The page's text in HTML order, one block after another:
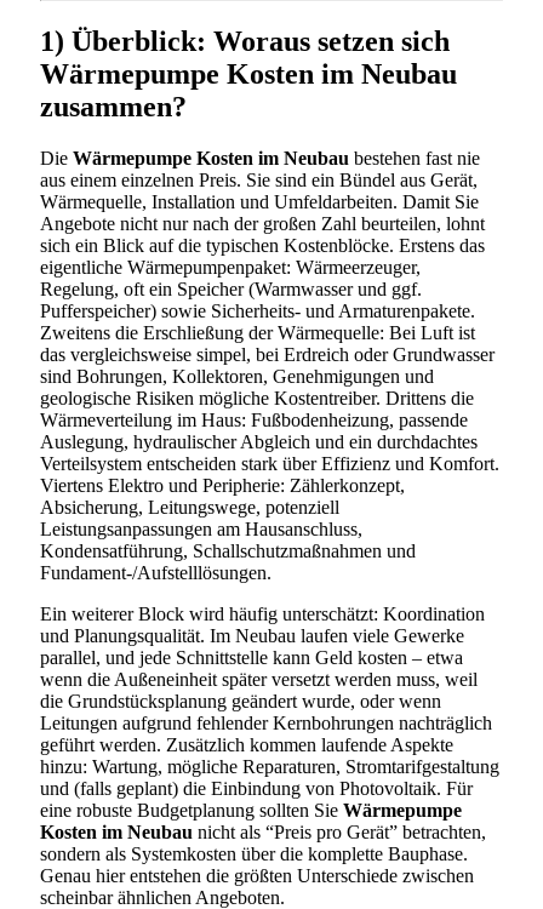
1) Überblick: Woraus setzen sich
Wärmepumpe Kosten im Neubau
zusammen?
Die Wärmepumpe Kosten im Neubau bestehen fast nie
aus einem einzelnen Preis. Sie sind ein Bündel aus Gerät,
Wärmequelle, Installation und Umfeldarbeiten. Damit Sie
Angebote nicht nur nach der großen Zahl beurteilen, lohnt
sich ein Blick auf die typischen Kostenblöcke. Erstens das
eigentliche Wärmepumpenpaket: Wärmeerzeuger,
Regelung, oft ein Speicher (Warmwasser und ggf.
Pufferspeicher) sowie Sicherheits- und Armaturenpakete.
Zweitens die Erschließung der Wärmequelle: Bei Luft ist
das vergleichsweise simpel, bei Erdreich oder Grundwasser
sind Bohrungen, Kollektoren, Genehmigungen und
geologische Risiken mögliche Kostentreiber. Drittens die
Wärmeverteilung im Haus: Fußbodenheizung, passende
Auslegung, hydraulischer Abgleich und ein durchdachtes
Verteilsystem entscheiden stark über Effizienz und Komfort.
Viertens Elektro und Peripherie: Zählerkonzept,
Absicherung, Leitungswege, potenziell
Leistungsanpassungen am Hausanschluss,
Kondensatführung, Schallschutzmaßnahmen und
Fundament-/Aufstelllösungen.
Ein weiterer Block wird häufig unterschätzt: Koordination
und Planungsqualität. Im Neubau laufen viele Gewerke
parallel, und jede Schnittstelle kann Geld kosten – etwa
wenn die Außeneinheit später versetzt werden muss, weil
die Grundstücksplanung geändert wurde, oder wenn
Leitungen aufgrund fehlender Kernbohrungen nachträglich
geführt werden. Zusätzlich kommen laufende Aspekte
hinzu: Wartung, mögliche Reparaturen, Stromtarifgestaltung
und (falls geplant) die Einbindung von Photovoltaik. Für
eine robuste Budgetplanung sollten Sie Wärmepumpe
Kosten im Neubau nicht als “Preis pro Gerät” betrachten,
sondern als Systemkosten über die komplette Bauphase.
Genau hier entstehen die größten Unterschiede zwischen
scheinbar ähnlichen Angeboten.